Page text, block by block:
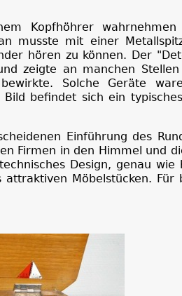
Kopfhöhrer wahrnehmen
musste mit einer
hören zu können. Der
zeigte an manchen Stellen
Solche Geräte
befindet sich ein
Einführung des
Firmen in den Himmel und
Design, genau wie
Möbelstücken. Für